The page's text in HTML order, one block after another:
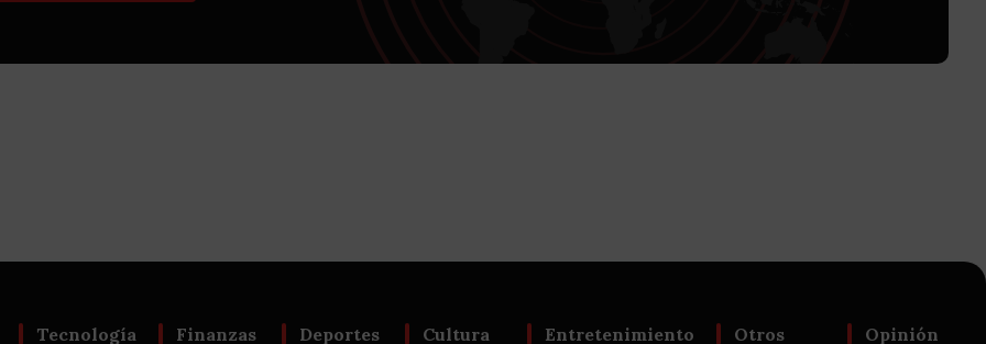
Tecnología Finanzas Deportes Cultura Entretenimiento Otros Opinión